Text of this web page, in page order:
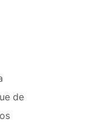
de